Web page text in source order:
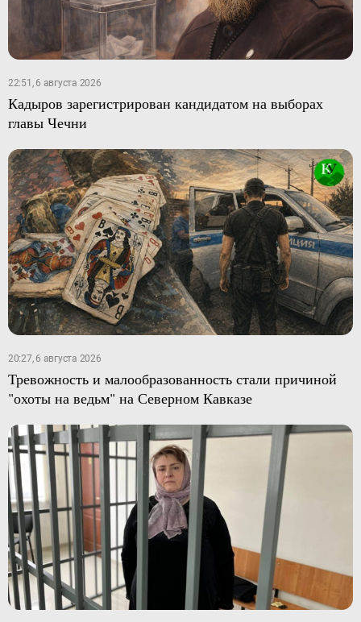
22:51, 6 августа 2026
Кадыров зарегистрирован кандидатом на выборах
главы Чечни
20:27, 6 августа 2026
Тревожность и малообразованность стали причиной
"охоты на ведьм" на Северном Кавказе